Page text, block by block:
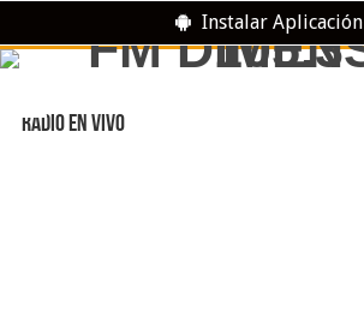
Instalar Aplicación
RADIO EN VIVO